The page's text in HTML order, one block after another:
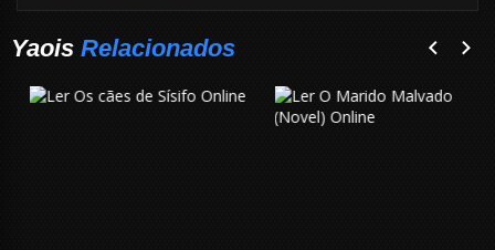
Yaois Relacionados